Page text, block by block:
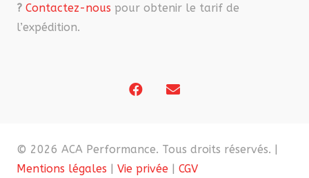
? Contactez-nous pour obtenir le tarif de
l’expédition.
© 2026 ACA Performance. Tous droits réservés. |
Mentions légales | Vie privée | CGV